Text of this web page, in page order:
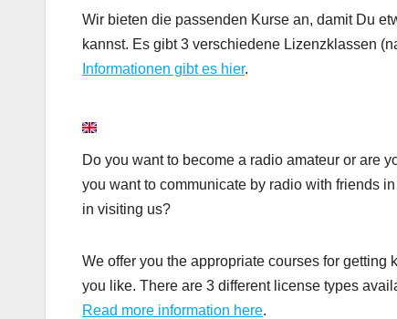
Wir bieten die passenden Kurse an, damit Du
kannst. Es gibt 3 verschiedene Lizenzklassen
Informationen gibt es hier.
Do you want to become a radio amateur or are
you want to communicate by radio with friends
in visiting us?
We offer you the appropriate courses for
you like. There are 3 different license types
Read more information here.